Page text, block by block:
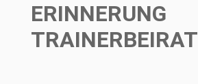
ERINNERUNG
TRAINERBEIRAT